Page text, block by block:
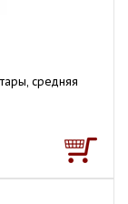
средняя